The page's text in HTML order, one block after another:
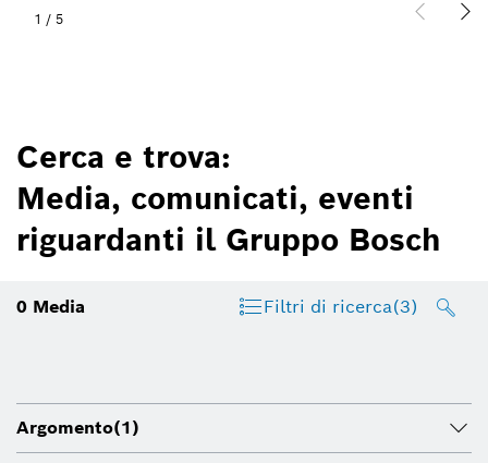
1 / 5
Cerca e trova:
Media, comunicati, eventi
riguardanti il Gruppo Bosch
0 Media Filtri di ricerca(3)
Argomento(1)